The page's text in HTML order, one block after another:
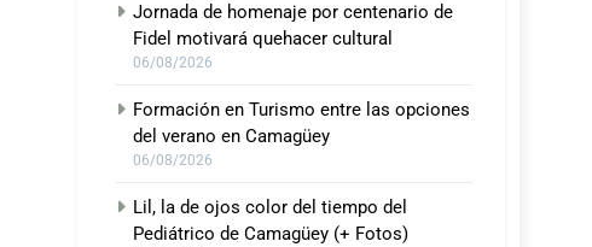
Jornada de homenaje por centenario de
Fidel motivará quehacer cultural
06/08/2026
Formación en Turismo entre las opciones
del verano en Camagüey
06/08/2026
Lil, la de ojos color del tiempo del
Pediátrico de Camagüey (+ Fotos)